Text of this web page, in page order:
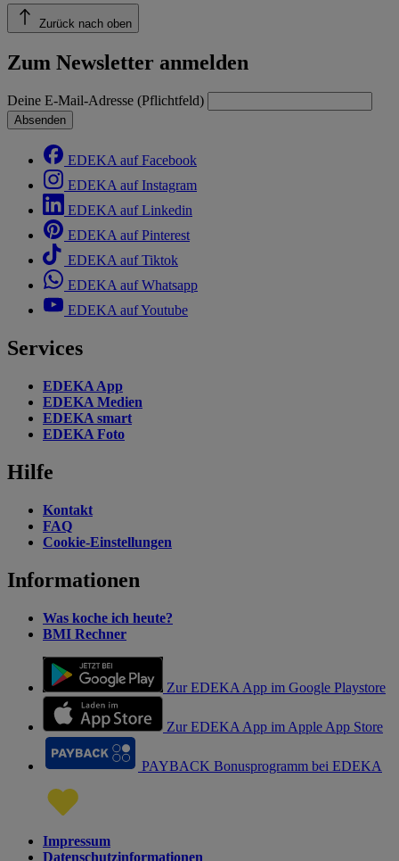
Zurück nach oben
Zum Newsletter anmelden
Deine E-Mail-Adresse (Pflichtfeld)
Absenden
EDEKA auf Facebook
EDEKA auf Instagram
EDEKA auf Linkedin
EDEKA auf Pinterest
EDEKA auf Tiktok
EDEKA auf Whatsapp
EDEKA auf Youtube
Services
EDEKA App
EDEKA Medien
EDEKA smart
EDEKA Foto
Hilfe
Kontakt
FAQ
Cookie-Einstellungen
Informationen
Was koche ich heute?
BMI Rechner
Zur EDEKA App im Google Playstore
Zur EDEKA App im Apple App Store
PAYBACK Bonusprogramm bei EDEKA
Impressum
Datenschutzinformationen